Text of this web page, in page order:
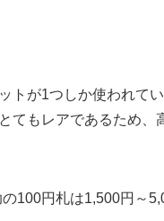
トが1つしか使われて
てもレアであるため、
100円札は1,500円～